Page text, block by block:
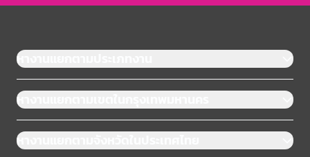
หางานแยกตามประเภทงาน
หางานแยกตามเขตในกรุงเทพมหานคร
หางานแยกตามจังหวัดในประเทศไทย